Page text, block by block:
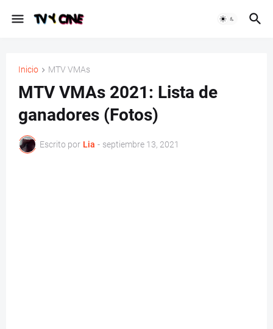
Inicio MTV VMAs
MTV VMAs 2021: Lista de
ganadores (Fotos)
Escrito por Lia - septiembre 13, 2021